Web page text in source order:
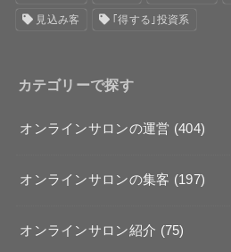
見込み客 ｢得する｣投資系
カテゴリーで探す
オンラインサロンの運営 (404)
オンラインサロンの集客 (197)
オンラインサロン紹介 (75)